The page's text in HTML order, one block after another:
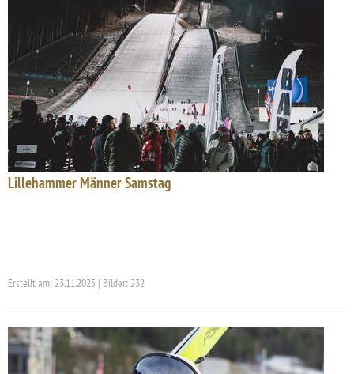
Lillehammer Männer Samstag
Erstellt am: 23.11.2025 | Bilder: 232